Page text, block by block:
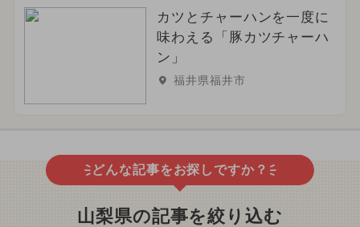
カツとチャーハンを一度に
味わえる「豚カツチャーハ
ン」
福井県福井市
どんな記事をお探しですか？
山梨県の記事を絞り込む